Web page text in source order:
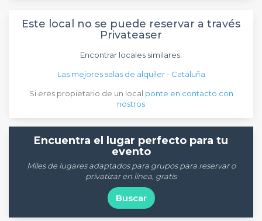
Este local no se puede reservar a través
Privateaser
Encontrar locales similares:
Las mejores salas de alquiler - Cataluña
Si eres propietario de un local ponte en contacto con
nostros
Encuentra el lugar perfecto para tu
evento
Miles de lugares adaptados para grupos para reservar o
privatizar en línea, gratis
Buscar